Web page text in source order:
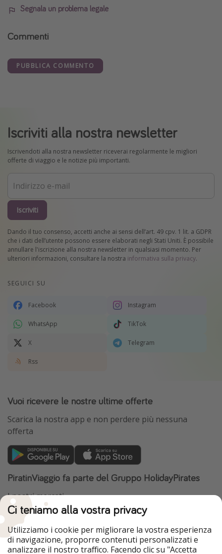
Segnala un problema legale
Commenti
PUBBLICA COMMENTO
Iscriviti alla nostra newsletter
Iscrivendoti alla nostra newsletter riceverai regolarmente le migliori
offerte di viaggio e le notizie più importanti.
Iscriviti
Dando il tuo consenso, accetti anche ai sensi dell’art. 49 cpv. 1 lit. a GDPR
che i dati dell’utente possono essere elaborati negli Stati Uniti. È possibile
annullare l'iscrizione alla nostra newsletter in qualsiasi momento. Per
ulteriori informazioni, consultare la nostra informativa sulla privacy.
SEGUICI SU
Facebook Instagram
WhatsApp TikTok
X Telegram
Rss
Vuoi ricevere le nostre ultime offerte
Scarica la nostra app e non perdere più nessuna
offerta
PiratinViaggio fa parte del Gruppo HolidayPirates
I nostri mercati
HolidayPirates
VakantiePiraten
WakacyjniPiraci
Ferienpiraten
Urlaubspiraten
Urlaubspiraten
ViajerosPiratas
TravelPirates
Ci teniamo alla vostra privacy
Utilizziamo i cookie per migliorare la vostra esperienza
di navigazione, proporre contenuti personalizzati e
analizzare il nostro traffico. Facendo clic su "Accetta